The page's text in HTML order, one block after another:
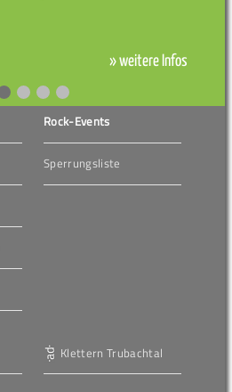
» weitere Infos
Rock-Events
Sperrungsliste
Klettern Trubachtal